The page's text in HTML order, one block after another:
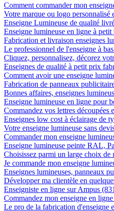
Comment commander mon
Votre marque ou logo
Enseigne Lumineuse de qualité
Enseigne lumineuse en ligne à
Fabrication et livraison enseignes
Le professionnel de l'enseigne à
Cliquez, personnalisez, décorez
Enseignes de qualité à petit prix
Comment avoir une enseigne
Fabrication de panneaux
Bonnes affaires, enseignes
Enseigne lumineuse en ligne pour
Commandez vos lettres découpées
Enseignes low cost à éclairage de
Votre enseigne lumineuse sans
Commander mon enseigne
Enseigne lumineuse peinte RAL,
Choisissez parmi un large choix de
Je commande mon enseigne
Enseignes lumineuses, panneaux
Développer ma clientèle en
Enseigniste en ligne sur Ampus
Commandez mon enseigne en
Le pro de la fabrication d'enseigne